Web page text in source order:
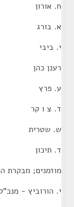
ח. אורון
א. בורג
י. ביבי
רענן כהן
ע. פרץ
ד. צ ו קר
ש. שטרית
ד. תיכון
מוזמנים; מבקרת
י. הורוביץ -